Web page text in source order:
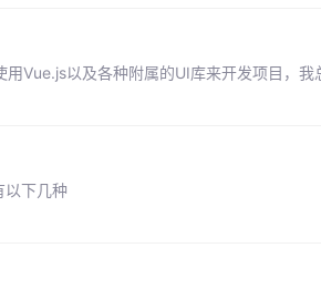
Vue.js以及各种附属的UI库来开发项目，我
以下几种